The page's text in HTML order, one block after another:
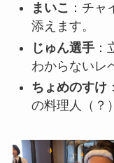
まいこ ：チ
添えます。
じゅん選手：
わからないレ
ちょめのすけ
の料理人（？